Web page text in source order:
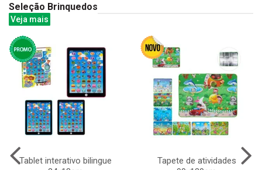
Seleção Brinquedos
Veja mais
Tablet interativo bilingue
Tapete de atividades